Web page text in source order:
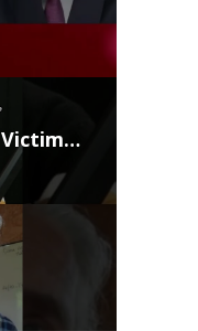
vendredi de
12h à 14h
sur
#SudRadio.
Avec Olivier
Serva,
Député de ...
Read more
Victime ou héros ? La nouvelle posture sociétale détaillée par François Soulard